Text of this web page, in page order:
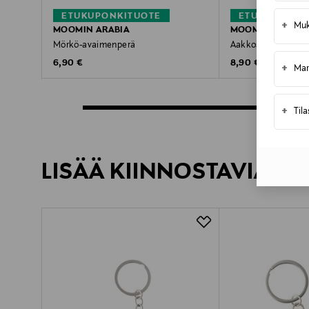
+
+
+
ETUKUPONKITUOTE
MOOMIN ARABIA
Mörkö-avaimenperä
Original Price
6,90 €
MOOMIN ARABIA
Aakkoset L -
Original Price
8,90 €
LISÄÄ KIINNOSTAVIA